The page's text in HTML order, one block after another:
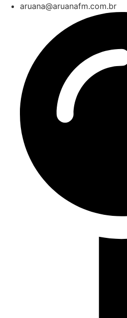
aruana@aruanafm.com.br